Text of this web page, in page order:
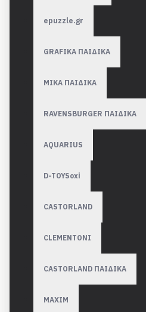
epuzzle.gr
GRAFIKA ΠΑΙΔΙΚΑ
MIKA ΠΑΙΔΙΚΑ
RAVENSBURGER ΠΑΙΔΙΚA
AQUARIUS
D-TOYSoxi
CASTORLAND
CLEMENTONI
CASTORLAND ΠΑΙΔΙΚΑ
MAXIM